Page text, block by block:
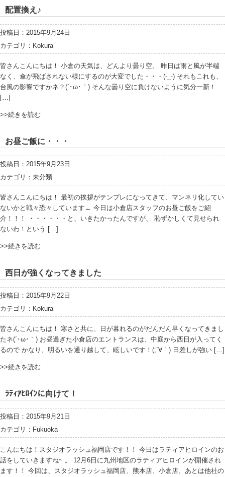
配置換え♪
投稿日：2015年9月24日
カテゴリ： Kokura
皆さんこんにちは！ 小倉の天気は、どんより曇り空。 昨日は雨と風が半端
なく、傘が飛ばされない様にするのが大変でした・・・(-_-) それもこれも、
台風の影響ですかネ？(´･ω･｀) そんな曇り空に負けないように気分一新！
[…]
>>続きを読む
お昼ご飯に・・・
投稿日：2015年9月23日
カテゴリ： 未分類
皆さんこんにちは！ 最初の挨拶がテンプレになってきて、マンネリ化してい
ないかと戦々恐々しています← 今日は小倉店スタッフのお昼ご飯をご紹
介！！！ ・・・・・・と、いきたかったんですが、 恥ずかしくて見せられ
ないわ！という […]
>>続きを読む
西日が強くなってきました
投稿日：2015年9月22日
カテゴリ： Kokura
皆さんこんにちは！ 寒さと共に、日が暮れるのがだんだん早くなってきまし
たネ(´･ω･｀) お昼過ぎた小倉店のエントランスは、中庭から西日が入ってく
るので かなり、明るいを通り越して、眩しいです！(;´∀｀) 日差しが強い […]
>>続きを読む
ﾗﾃｨｱﾋﾛｲﾝに向けて！
投稿日：2015年9月21日
カテゴリ： Fukuoka
こんにちは！スタジオラッシュ福岡店です！！ 今日はラティアヒロインのお
話をしていきますね~ 。 12月6日に九州地区のラティアヒロインが開催され
ます！！ 今回は、スタジオラッシュ福岡店、熊本店、小倉店、あとは他社の